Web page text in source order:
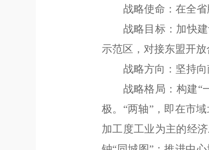
战略使命：在全省
战略目标：加快
示范区，对接东盟开
战略方向：坚持
战略格局： 构建“
极。 “两轴”，即在市
加工度工业为主的经济